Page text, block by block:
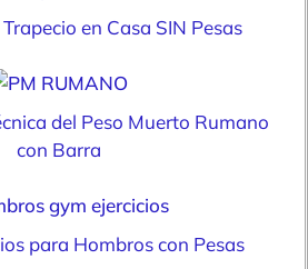
en Casa SIN Pesas
del Peso Muerto Rumano
con Barra
para Hombros con Pesas